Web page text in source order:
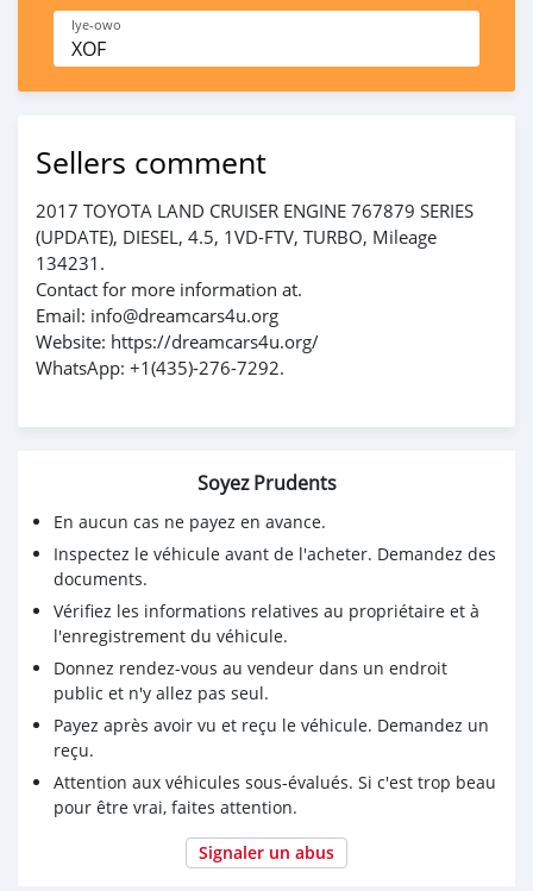
Iye-owo
XOF
Sellers comment
2017 TOYOTA LAND CRUISER ENGINE 767879 SERIES
(UPDATE), DIESEL, 4.5, 1VD-FTV, TURBO, Mileage
134231.
Contact for more information at.
Email: info@dreamcars4u.org
Website: https://dreamcars4u.org/
WhatsApp: +1(435)-276-7292.
Soyez Prudents
En aucun cas ne payez en avance.
Inspectez le véhicule avant de l'acheter. Demandez des
documents.
Vérifiez les informations relatives au propriétaire et à
l'enregistrement du véhicule.
Donnez rendez-vous au vendeur dans un endroit
public et n'y allez pas seul.
Payez après avoir vu et reçu le véhicule. Demandez un
reçu.
Attention aux véhicules sous-évalués. Si c'est trop beau
pour être vrai, faites attention.
Signaler un abus